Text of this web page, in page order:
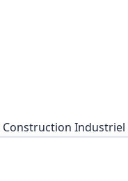
Construction Industriel